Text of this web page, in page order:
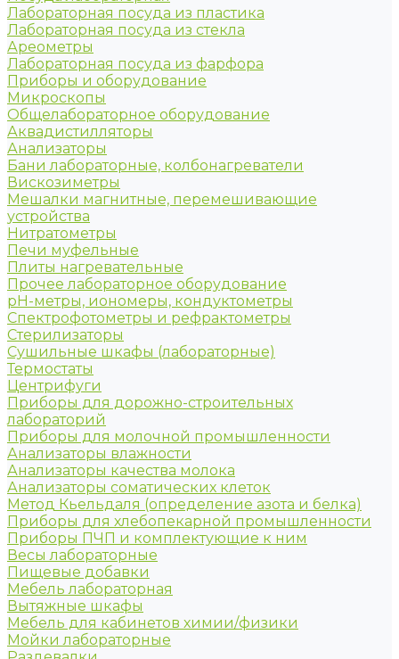
Лабораторная посуда из пластика
Лабораторная посуда из стекла
Ареометры
Лабораторная посуда из фарфора
Приборы и оборудование
Микроскопы
Общелабораторное оборудование
Аквадистилляторы
Анализаторы
Бани лабораторные, колбонагреватели
Вискозиметры
Мешалки магнитные, перемешивающие
устройства
Нитратометры
Печи муфельные
Плиты нагревательные
Прочее лабораторное оборудование
рН-метры, иономеры, кондуктометры
Спектрофотометры и рефрактометры
Стерилизаторы
Сушильные шкафы (лабораторные)
Термостаты
Центрифуги
Приборы для дорожно-строительных
лабораторий
Приборы для молочной промышленности
Анализаторы влажности
Анализаторы качества молока
Анализаторы соматических клеток
Метод Кьельдаля (определение азота и белка)
Приборы для хлебопекарной промышленности
Приборы ПЧП и комплектующие к ним
Весы лабораторные
Пищевые добавки
Мебель лабораторная
Вытяжные шкафы
Мебель для кабинетов химии/физики
Мойки лабораторные